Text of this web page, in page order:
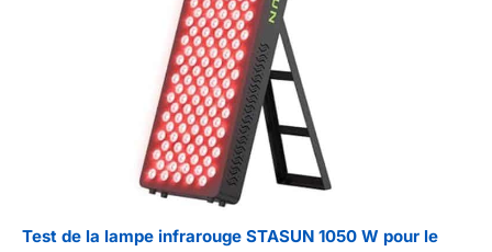
Test de la lampe infrarouge STASUN 1050 W pour le